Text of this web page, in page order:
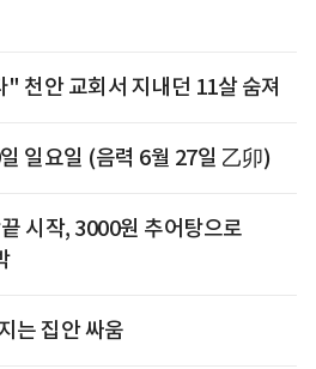
천안 교회서 지내던 11살 숨져
일요일 (음력 6월 27일 乙卯)
시작, 3000원 추어탕으로
는 집안 싸움